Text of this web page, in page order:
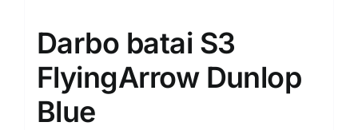
Darbo batai S3
FlyingArrow Dunlop
Blue